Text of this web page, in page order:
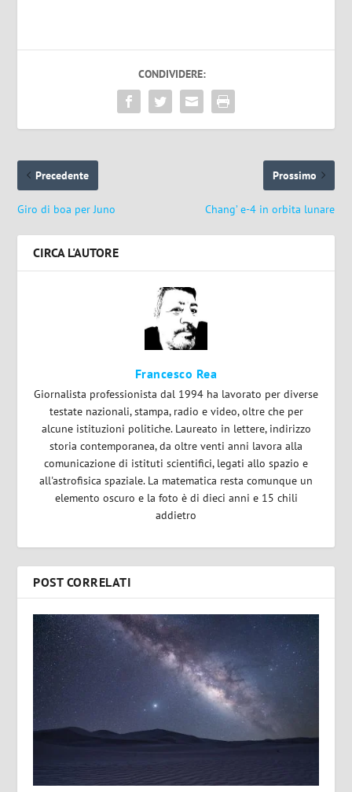
CONDIVIDERE:
Precedente
Giro di boa per Juno
Prossimo
Chang’ e-4 in orbita lunare
CIRCA L'AUTORE
Francesco Rea
Giornalista professionista dal 1994 ha lavorato per diverse
testate nazionali, stampa, radio e video, oltre che per
alcune istituzioni politiche. Laureato in lettere, indirizzo
storia contemporanea, da oltre venti anni lavora alla
comunicazione di istituti scientifici, legati allo spazio e
all'astrofisica spaziale. La matematica resta comunque un
elemento oscuro e la foto è di dieci anni e 15 chili
addietro
POST CORRELATI